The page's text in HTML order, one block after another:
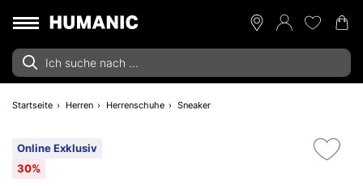
Startseite Herren Herrenschuhe Sneaker
Online Exklusiv
30%